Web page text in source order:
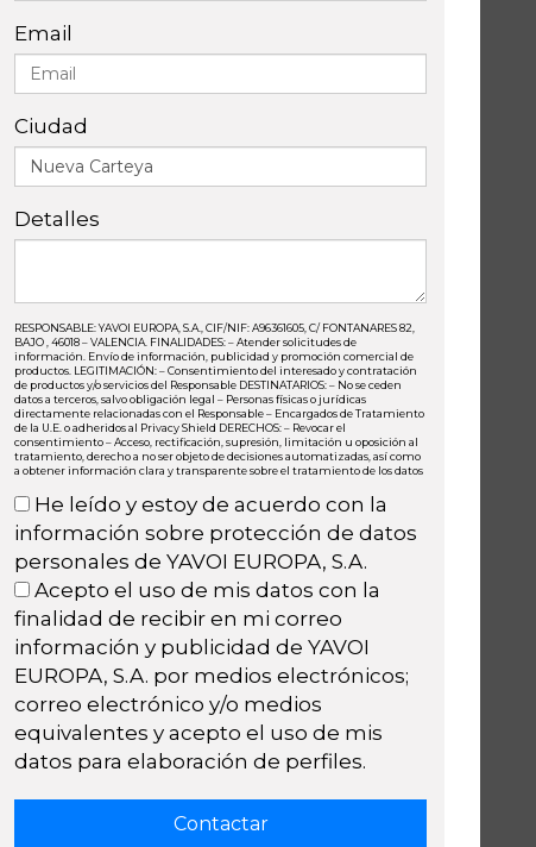
Email
Ciudad
Detalles
RESPONSABLE: YAVOI EUROPA, S.A., CIF/NIF: A96361605, C/ FONTANARES 82,
BAJO , 46018 – VALENCIA. FINALIDADES: – Atender solicitudes de
información. Envío de información, publicidad y promoción comercial de
productos. LEGITIMACIÓN: – Consentimiento del interesado y contratación
de productos y/o servicios del Responsable DESTINATARIOS: – No se ceden
datos a terceros, salvo obligación legal – Personas físicas o jurídicas
directamente relacionadas con el Responsable – Encargados de Tratamiento
de la U.E. o adheridos al Privacy Shield DERECHOS: – Revocar el
consentimiento – Acceso, rectificación, supresión, limitación u oposición al
tratamiento, derecho a no ser objeto de decisiones automatizadas, así como
a obtener información clara y transparente sobre el tratamiento de los datos
He leído y estoy de acuerdo con la
información sobre protección de datos
personales de YAVOI EUROPA, S.A.
Acepto el uso de mis datos con la
finalidad de recibir en mi correo
información y publicidad de YAVOI
EUROPA, S.A. por medios electrónicos;
correo electrónico y/o medios
equivalentes y acepto el uso de mis
datos para elaboración de perfiles.